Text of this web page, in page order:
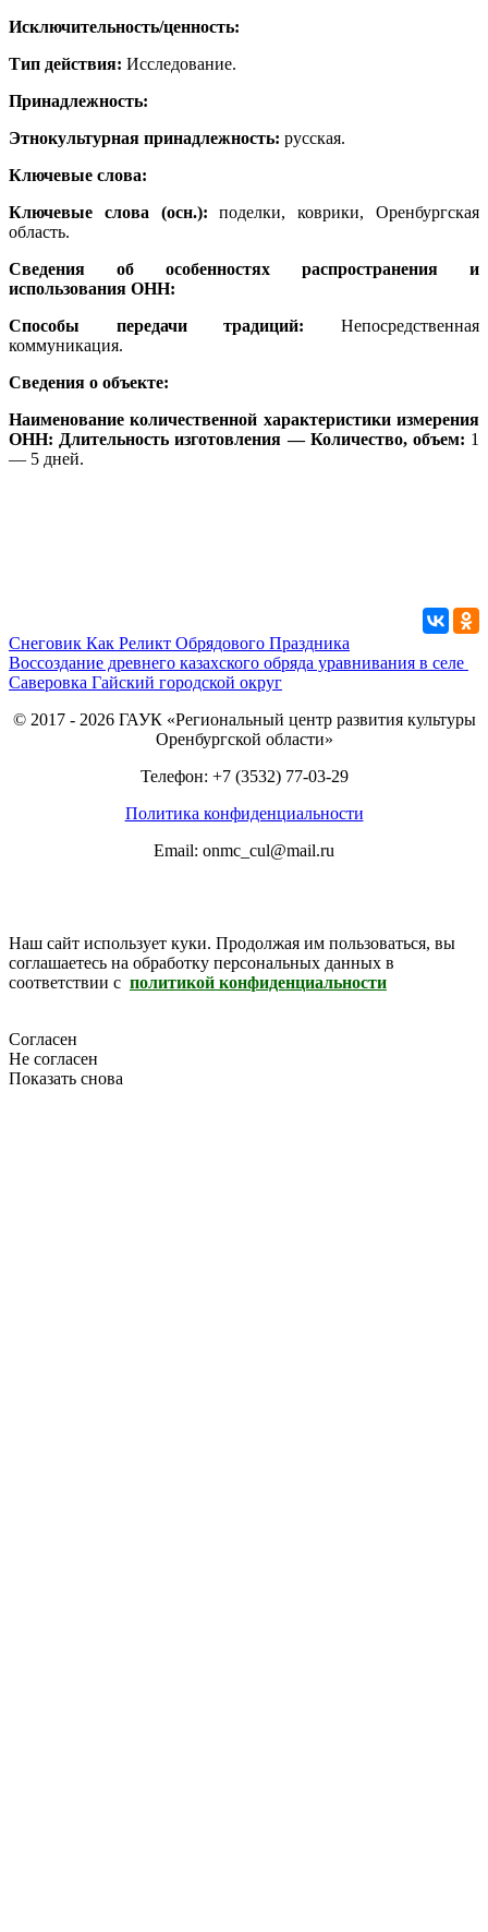
Исключительность/ценность:
Тип действия: Исследование.
Принадлежность:
Этнокультурная принадлежность: русская.
Ключевые слова:
Ключевые слова (осн.): поделки, коврики, Оренбургская
область.
Сведения об особенностях распространения и
использования ОНН:
Способы передачи традиций: Непосредственная
коммуникация.
Сведения о объекте:
Наименование количественной характеристики измерения
ОНН: Длительность изготовления — Количество, объем: 1
— 5 дней.
Снеговик Как Реликт Обрядового Праздника
Воссоздание древнего казахского обряда уравнивания в селе
Саверовка Гайский городской округ
© 2017 - 2026 ГАУК «Региональный центр развития культуры
Оренбургской области»
Телефон: +7 (3532) 77-03-29
Политика конфиденциальности
Email: onmc_cul@mail.ru
Наш сайт использует куки. Продолжая им пользоваться, вы
соглашаетесь на обработку персональных данных в
соответствии с политикой конфиденциальности
Согласен
Не согласен
Показать снова